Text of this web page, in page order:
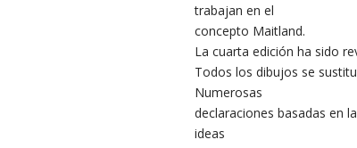
trabajan en el
concepto Maitland.
La cuarta edición ha sido
Todos los dibujos se
Numerosas
declaraciones basadas en
ideas